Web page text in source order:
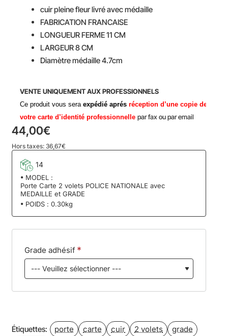
cuir pleine fleur livré avec médaille
FABRICATION FRANCAISE
LONGUEUR FERME 11 CM
LARGEUR 8 CM
Diamètre médaille 4.7cm
​VENTE UNIQUEMENT AUX PROFESSIONNELS
Ce produit vous sera expédié aprés réception d’une copie de
votre carte d’identité professionnelle par fax ou par email
44,00€
Hors taxes: 36,67€
14
MODEL :
Porte Carte 2 volets POLICE NATIONALE avec
MEDAILLE et GRADE
POIDS : 0.30kg
Grade adhésif
Étiquettes: porte carte cuir 2 volets
grade